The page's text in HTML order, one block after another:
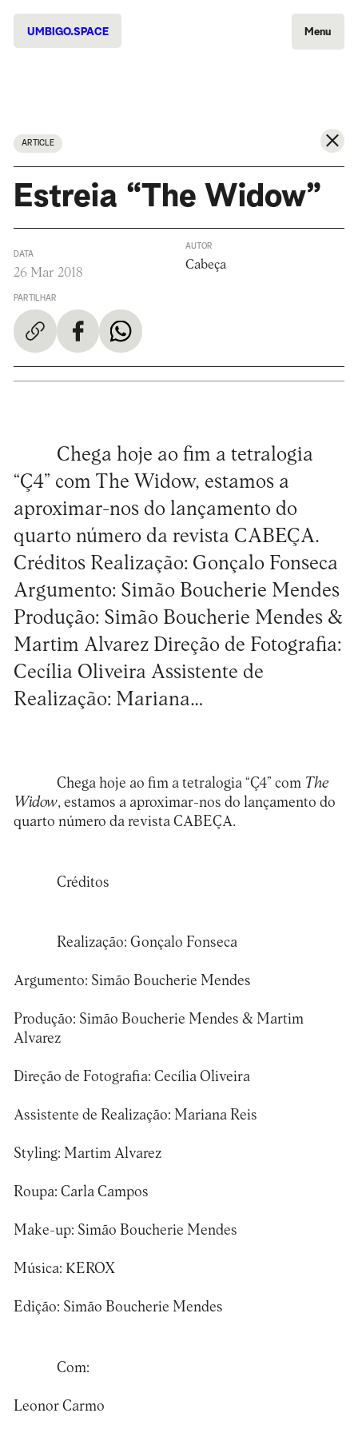
UMBIGO.SPACE Menu
ARTICLE
Estreia “The Widow”
DATA
26 Mar 2018
PARTILHAR
AUTOR
Cabeça
Chega hoje ao fim a tetralogia
“Ç4” com The Widow, estamos a
aproximar-nos do lançamento do
quarto número da revista CABEÇA.
Créditos Realização: Gonçalo Fonseca
Argumento: Simão Boucherie Mendes
Produção: Simão Boucherie Mendes &
Martim Alvarez Direção de Fotografia:
Cecília Oliveira Assistente de
Realização: Mariana…
Chega hoje ao fim a tetralogia “Ç4” com The
Widow, estamos a aproximar-nos do lançamento do
quarto número da revista CABEÇA.
Créditos
Realização: Gonçalo Fonseca
Argumento: Simão Boucherie Mendes
Produção: Simão Boucherie Mendes & Martim
Alvarez
Direção de Fotografia: Cecília Oliveira
Assistente de Realização: Mariana Reis
Styling: Martim Alvarez
Roupa: Carla Campos
Make-up: Simão Boucherie Mendes
Música: KEROX
Edição: Simão Boucherie Mendes
Com:
Leonor Carmo